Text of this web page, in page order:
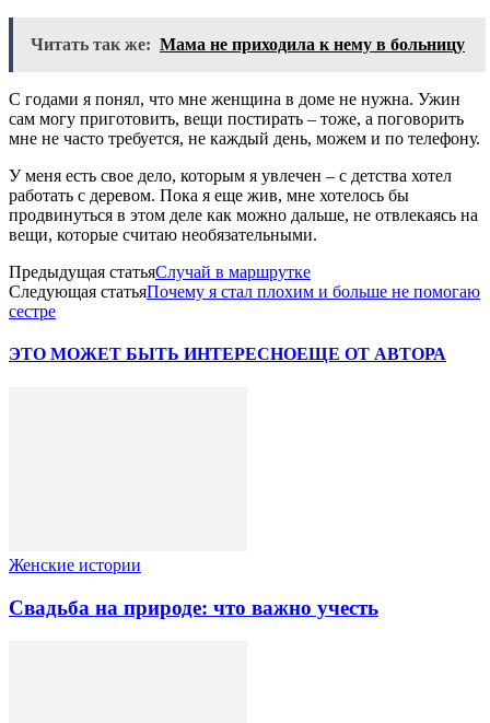
Читать так же: Мама не приходила к нему в больницу
С годами я понял, что мне женщина в доме не нужна. Ужин
сам могу приготовить, вещи постирать – тоже, а поговорить
мне не часто требуется, не каждый день, можем и по телефону.
У меня есть свое дело, которым я увлечен – с детства хотел
работать с деревом. Пока я еще жив, мне хотелось бы
продвинуться в этом деле как можно дальше, не отвлекаясь на
вещи, которые считаю необязательными.
Предыдущая статьяСлучай в маршрутке
Следующая статьяПочему я стал плохим и больше не помогаю
сестре
ЭТО МОЖЕТ БЫТЬ ИНТЕРЕСНОЕЩЕ ОТ АВТОРА
Женские истории
Свадьба на природе: что важно учесть